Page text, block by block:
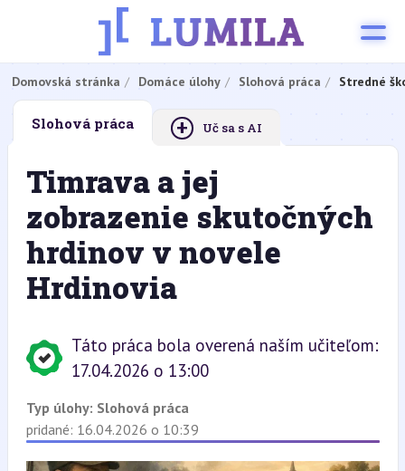
Domovská stránka Domáce úlohy Slohová práca Stredné
Slohová práca + Uč sa s AI
Timrava a jej
zobrazenie skutočných
hrdinov v novele
Hrdinovia
Táto práca bola overená naším učiteľom:
17.04.2026 o 13:00
Typ úlohy: Slohová práca
pridané: 16.04.2026 o 10:39